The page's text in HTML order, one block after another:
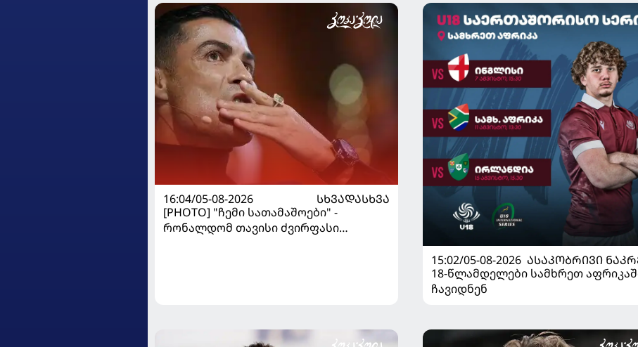
16:04/05-08-2026
ᲡᲮᲕᲐᲓᲐᲡᲮᲕᲐ
[PHOTO] "ჩემი სათამაშოები" -
რონალდომ თავისი ძვირფასი
15:02/05-08-2026 ᲐᲡᲐᲙᲝᲑᲠᲘᲕᲘ
18-წლამდელები სამხრეთ
ჩავიდნენ